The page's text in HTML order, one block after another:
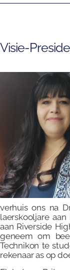
Visie-
verhuis ons na
laerskooljare
aan Riverside
geneem om
Technikon te
rekenaar as op